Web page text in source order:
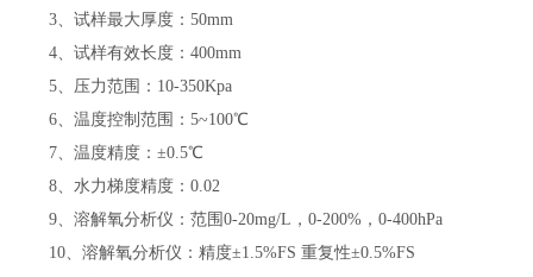
3 、试样最大厚度：50mm
4 、试样有效长度：400mm
5 、压力范围： 10-350Kpa
6 、温度控制范围：5~100℃
7 、温度精度：±0.5℃
8 、水力梯度精度：0.02
9 、溶解氧分析仪：范围0-20mg/L ，0-200% ，0-400hPa
10 、溶解氧分析仪：精度±1.5%FS重复性±0.5%FS